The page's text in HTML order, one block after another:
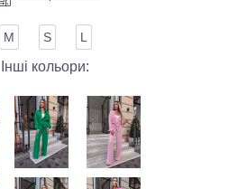
М S L
Інші кольори: